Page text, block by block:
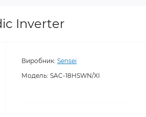
Inverter
Виробник: Sensei
Модель: SAC-18HSWN/XI